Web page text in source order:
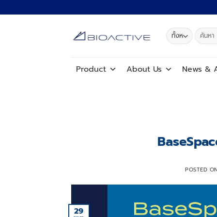
ไป
ค้นหา:
Product About Us News &
POSTED
29